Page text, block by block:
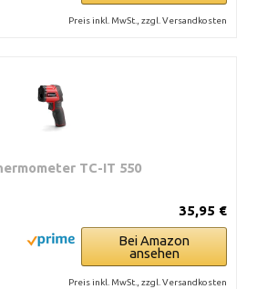
Preis inkl. MwSt., zzgl. Versandkosten
TC-IT 550
35,95 €
Bei Amazon
ansehen
Preis inkl. MwSt., zzgl. Versandkosten